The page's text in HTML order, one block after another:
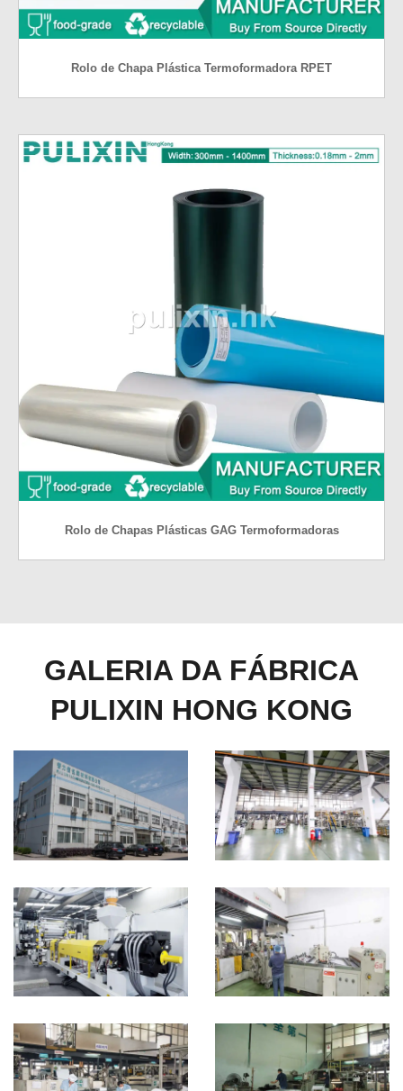
Rolo de Chapa Plástica Termoformadora RPET
Rolo de Chapas Plásticas GAG Termoformadoras
GALERIA DA FÁBRICA
PULIXIN HONG KONG